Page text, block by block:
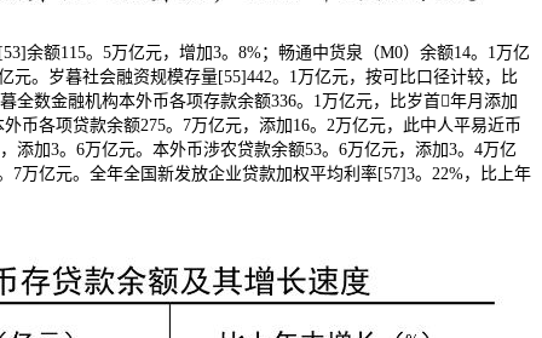
余额115。5万亿元，增加3。8%；畅通中货泉（M0）余额14。1万亿
元。岁暮社会融资规模存量[55]442。1万亿元，按可比口径计较，比
全数金融机构本外币各项存款余额336。1万亿元，比岁首年月添加
币各项贷款余额275。7万亿元，添加16。2万亿元，此中人平易近币
添加3。6万亿元。本外币涉农贷款余额53。6万亿元，添加3。4万亿
万亿元。全年全国新发放企业贷款加权平均利率[57]3。22%，比上年